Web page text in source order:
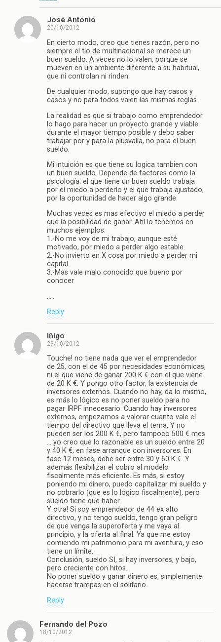
José Antonio
20/10/2012
En cierto modo, creo que tienes razón, pero no
siempre el tio de multinacional se merece un
buen sueldo. A veces no lo valen, porque se
mueven en un ambiente diferente a su habitual,
que ni controlan ni rinden.
De cualquier modo, supongo que hay casos y
casos y no para todos valen las mismas reglas.
La realidad es que si trabajo como emprendedor
lo hago para hacer un proyecto grande y viable
durante el mayor tiempo posible y debo saber
trabajar por y para la plusvalía, no para el buen
sueldo.
Mi intuición es que tiene su logica tambien con
un buen sueldo. Depende de factores como la
psicología: el que tiene un buen sueldo trabaja
por el miedo a perderlo y el que trabaja ajustado,
por la oportunidad de hacer algo grande.
Muchas veces es mas efectivo el miedo a perder
que la posibilidad de ganar. Ahí lo tenemos en
muchos ejemplos:
1.-No me voy de mi trabajo, aunque esté
motivado, por miedo a perder algo estable.
2.-No invierto en X cosa por miedo a perder mi
capital.
3.-Mas vale malo conocido que bueno por
conocer
…..
Reply
Iñigo
29/10/2012
Touche! no tiene nada que ver el emprendedor
de 25, con el de 45 por necesidades económicas,
ni el que viene de ganar 200 K € con el que viene
de 20 K €. Y pongo otro factor, la existencia de
inversores externos. Cuando no hay, da lo mismo,
es más lo lógico es no poner sueldo para no
pagar IRPF innecesario. Cuando hay inversores
externos, empezamos a valorar cuanto vale el
tiempo del directivo que lleva el tema. Y no
pueden ser los 200 K €, pero tampoco 500 € mes
… yo creo que lo razonable es un sueldo entre 20
y 40 K €, en fase arranque con inversores. En
fase 12 meses, debe ser entre 30 y 60 K €. Y
además flexibilizar el cobro al modelo
fiscalmente más eficiente. Es más, si estoy
poniendo mi dinero, puedo capitalizar mi sueldo y
no cobrarlo (que es lo lógico fiscalmente), pero
sueldo tiene que haber.
Y otra! Si soy emprendedor de 44 ex alto
directivo, y no tengo sueldo, tengo gran peligro
de que venga la superoferta y me vaya al
principio, y la oferta al final. Ya que me estoy
comiendo mi patrimonio para mi aventura, y eso
tiene un límite.
Conclusión, sueldo SI, si hay inversores, y bajo,
pero creciente con hitos.
No poner sueldo y ganar dinero es, simplemente
hacerse trampas en el solitario.
Reply
Fernando del Pozo
18/10/2012